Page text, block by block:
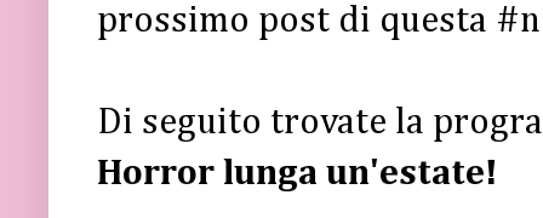
prossimo post di questa
Di seguito trovate la
Horror lunga un'estate!